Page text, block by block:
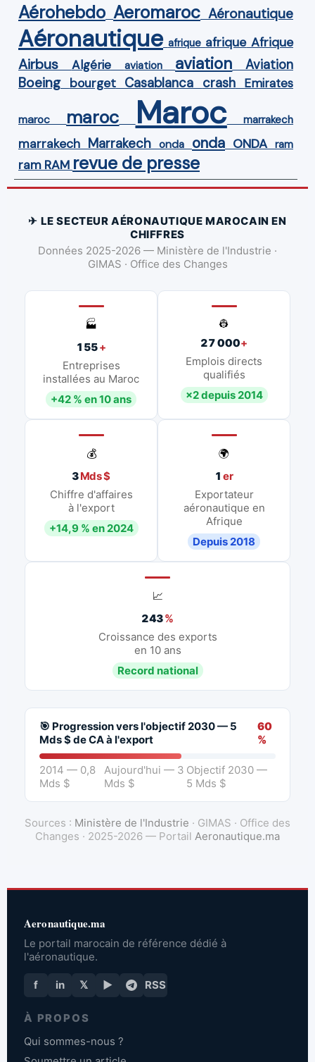
Aérohebdo Aeromaroc Aéronautique
Aéronautique afrique afrique Afrique
Airbus Algérie aviation aviation Aviation
Boeing bourget Casablanca crash Emirates
maroc maroc Maroc marrakech
marrakech Marrakech onda onda ONDA ram
ram RAM revue de presse
✈ LE SECTEUR AÉRONAUTIQUE MAROCAIN EN
CHIFFRES
Données 2025-2026 — Ministère de l'Industrie ·
GIMAS · Office des Changes
🏭
155+
Entreprises
installées au Maroc
+42 % en 10 ans
👷
27 000+
Emplois directs
qualifiés
×2 depuis 2014
💰
3Mds $
Chiffre d'affaires
à l'export
+14,9 % en 2024
🌍
1 er
Exportateur
aéronautique en
Afrique
Depuis 2018
📈
243%
Croissance des exports
en 10 ans
Record national
🎯 Progression vers l'objectif 2030 — 5
Mds $ de CA à l'export
60
%
2014 — 0,8
Mds $
Aujourd'hui — 3
Mds $
Objectif 2030 —
5 Mds $
Sources : Ministère de l'Industrie · GIMAS · Office des
Changes · 2025-2026 — Portail Aeronautique.ma
Aeronautique.ma
Le portail marocain de référence dédié à
l'aéronautique.
f in 𝕏 ▶ RSS
À PROPOS
Qui sommes-nous ?